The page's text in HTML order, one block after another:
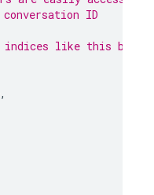
ID
like this below
,